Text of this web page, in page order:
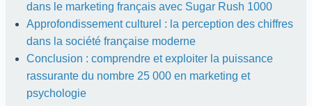
dans le marketing français avec Sugar Rush 1000
Approfondissement culturel : la perception des chiffres
dans la société française moderne
Conclusion : comprendre et exploiter la puissance
rassurante du nombre 25 000 en marketing et
psychologie